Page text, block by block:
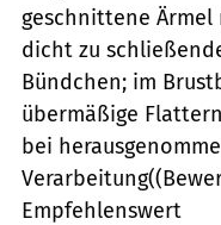
geschnittene
dicht zu
Bündchen; im
übermäßige
bei
Empfehlenswert